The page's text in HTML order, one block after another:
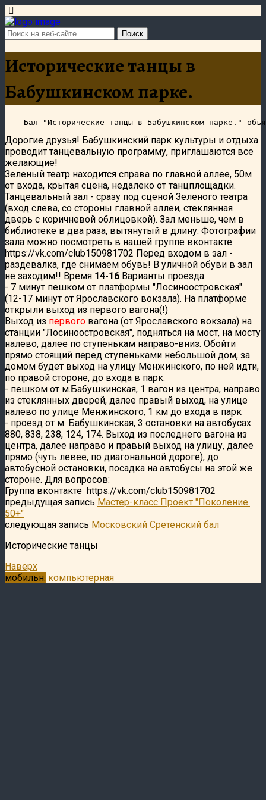
Исторические танцы в
Бабушкинском парке.
Дорогие друзья! Бабушкинский парк культуры и отдыха
проводит танцевальную программу, приглашаются все
желающие!
Зеленый театр находится справа по главной аллее, 50м
от входа, крытая сцена, недалеко от танцплощадки.
Танцевальный зал - сразу под сценой Зеленого театра
(вход слева, со стороны главной аллеи, стеклянная
дверь с коричневой облицовкой). Зал меньше, чем в
библиотеке в два раза, вытянутый в длину. Фотографии
зала можно посмотреть в нашей группе вконтакте
https://vk.com/club150981702 Перед входом в зал -
раздевалка, где снимаем обувь! В уличной обуви в зал
не заходим!! Время 14-16 Варианты проезда:
- 7 минут пешком от платформы "Лосиноостровская"
(12-17 минут от Ярославского вокзала). На платформе
открыли выход из первого вагона(!)
Выход из первого вагона (от Ярославского вокзала) на
станции "Лосиноостровская", подняться на мост, на мосту
налево, далее по ступенькам направо-вниз. Обойти
прямо стоящий перед ступеньками небольшой дом, за
домом будет выход на улицу Менжинского, по ней идти,
по правой стороне, до входа в парк.
- пешком от м.Бабушкинская, 1 вагон из центра, направо
из стеклянных дверей, далее правый выход, на улице
налево по улице Менжинского, 1 км до входа в парк
- проезд от м. Бабушкинская, 3 остановки на автобусах
880, 838, 238, 124, 174. Выход из последнего вагона из
центра, далее направо и правый выход на улицу, далее
прямо (чуть левее, по диагональной дороге), до
автобусной остановки, посадка на автобусы на этой же
стороне. Для вопросов:
Группа вконтакте https://vk.com/club150981702
предыдущая запись Мастер-класс Проект "Поколение.
50+"
следующая запись Московский Сретенский бал
Исторические танцы
Наверх
мобильн. компьютерная